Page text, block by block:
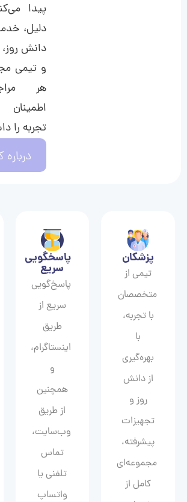
پیدا
دلیل،
دانش
و تیمی
هر
اطمینان
تجربه را
پزشکان
تیمی از
متخصصان
با تجربه،
با
بهره‌گیری
از دانش
روز و
تجهیزات
پیشرفته،
مجموعه‌ای
کامل از
پاسخگویی
سریع
پاسخ‌گویی
سریع از
طریق
اینستاگرام،
و
همچنین
از طریق
وب‌سایت،
تماس
تلفنی یا
واتساپ